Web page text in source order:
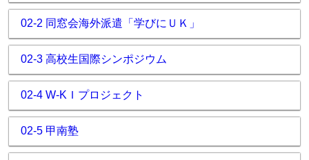
02-2 同窓会海外派遣「学びにＵＫ」
02-3 高校生国際シンポジウム
02-4 W-KＩプロジェクト
02-5 甲南塾